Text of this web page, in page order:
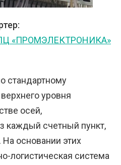
«ПРОМЭЛЕКТРОНИКА»
стандартному
уровня
осей,
каждый счетный пункт,
основании этих
логистическая система